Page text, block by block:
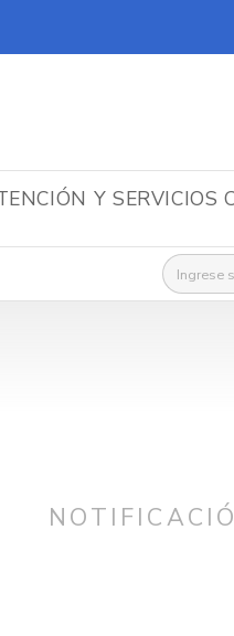
Y SERVICIOS
Buscar: